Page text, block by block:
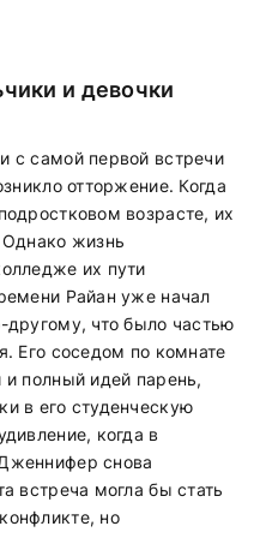
и девочки
с самой первой встречи
отторжение. Когда
возрасте, их
Однако жизнь
их пути
Райан уже начал
другому, что было частью
Его соседом по комнате
и полный идей парень,
в его студенческую
когда в
снова
встреча могла бы стать
но